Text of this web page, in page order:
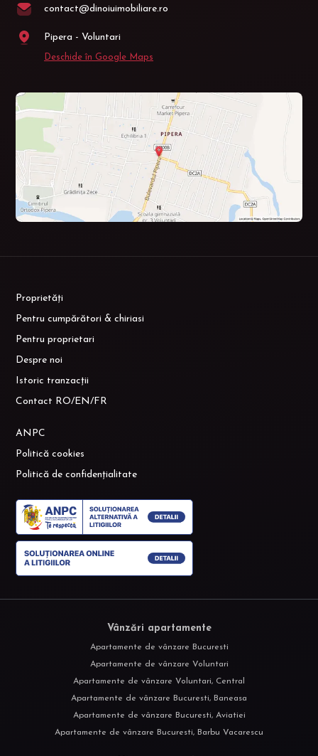
contact@dinoiuimobiliare.ro
Pipera - Voluntari
Deschide în Google Maps
Proprietăți
Pentru cumpărători & chiriasi
Pentru proprietari
Despre noi
Istoric tranzacții
Contact RO/EN/FR
ANPC
Politică cookies
Politică de confidențialitate
Vânzări apartamente
Apartamente de vânzare Bucuresti
Apartamente de vânzare Voluntari
Apartamente de vânzare Voluntari, Central
Apartamente de vânzare Bucuresti, Baneasa
Apartamente de vânzare Bucuresti, Aviatiei
Apartamente de vânzare Bucuresti, Barbu Vacarescu